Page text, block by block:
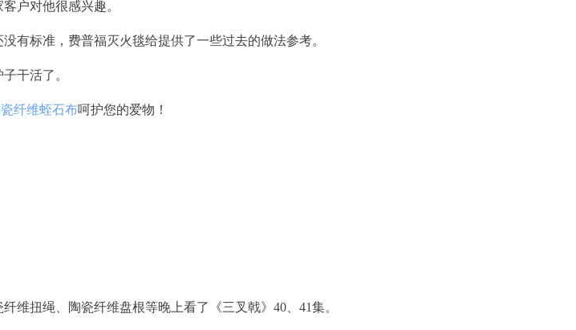
户对他很感兴趣。
有标准，费普福灭火毯给提供了一些过去的做法参考。
干活了。
纤维蛭石布呵护您的爱物！
扭绳、陶瓷纤维盘根等晚上看了《三叉戟》40、41集。